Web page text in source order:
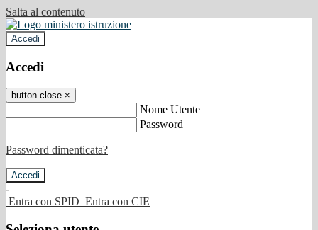
Salta al contenuto
Accedi
Accedi
button close ×
Nome Utente
Password
Password dimenticata?
-
Entra con SPID Entra con CIE